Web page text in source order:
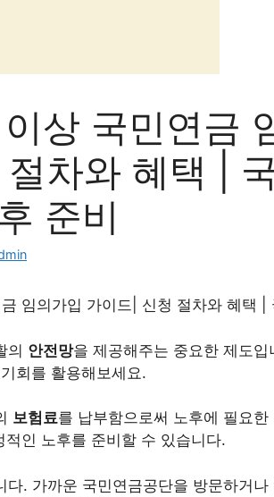
상 국민연금
차와 혜택 |
준비
임의가입 가이드| 신청 절차와 혜택 |
의 안전망을 제공해주는 중요한 제도
회를 활용해보세요.
보험료를 납부함으로써 노후에 필요
인 노후를 준비할 수 있습니다.
다. 가까운 국민연금공단을 방문하거나